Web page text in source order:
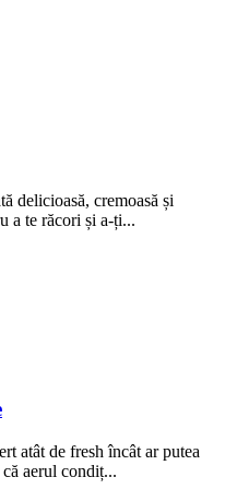
delicioasă, cremoasă și
a te răcori și a-ți...
atât de fresh încât ar putea
aerul condiț...